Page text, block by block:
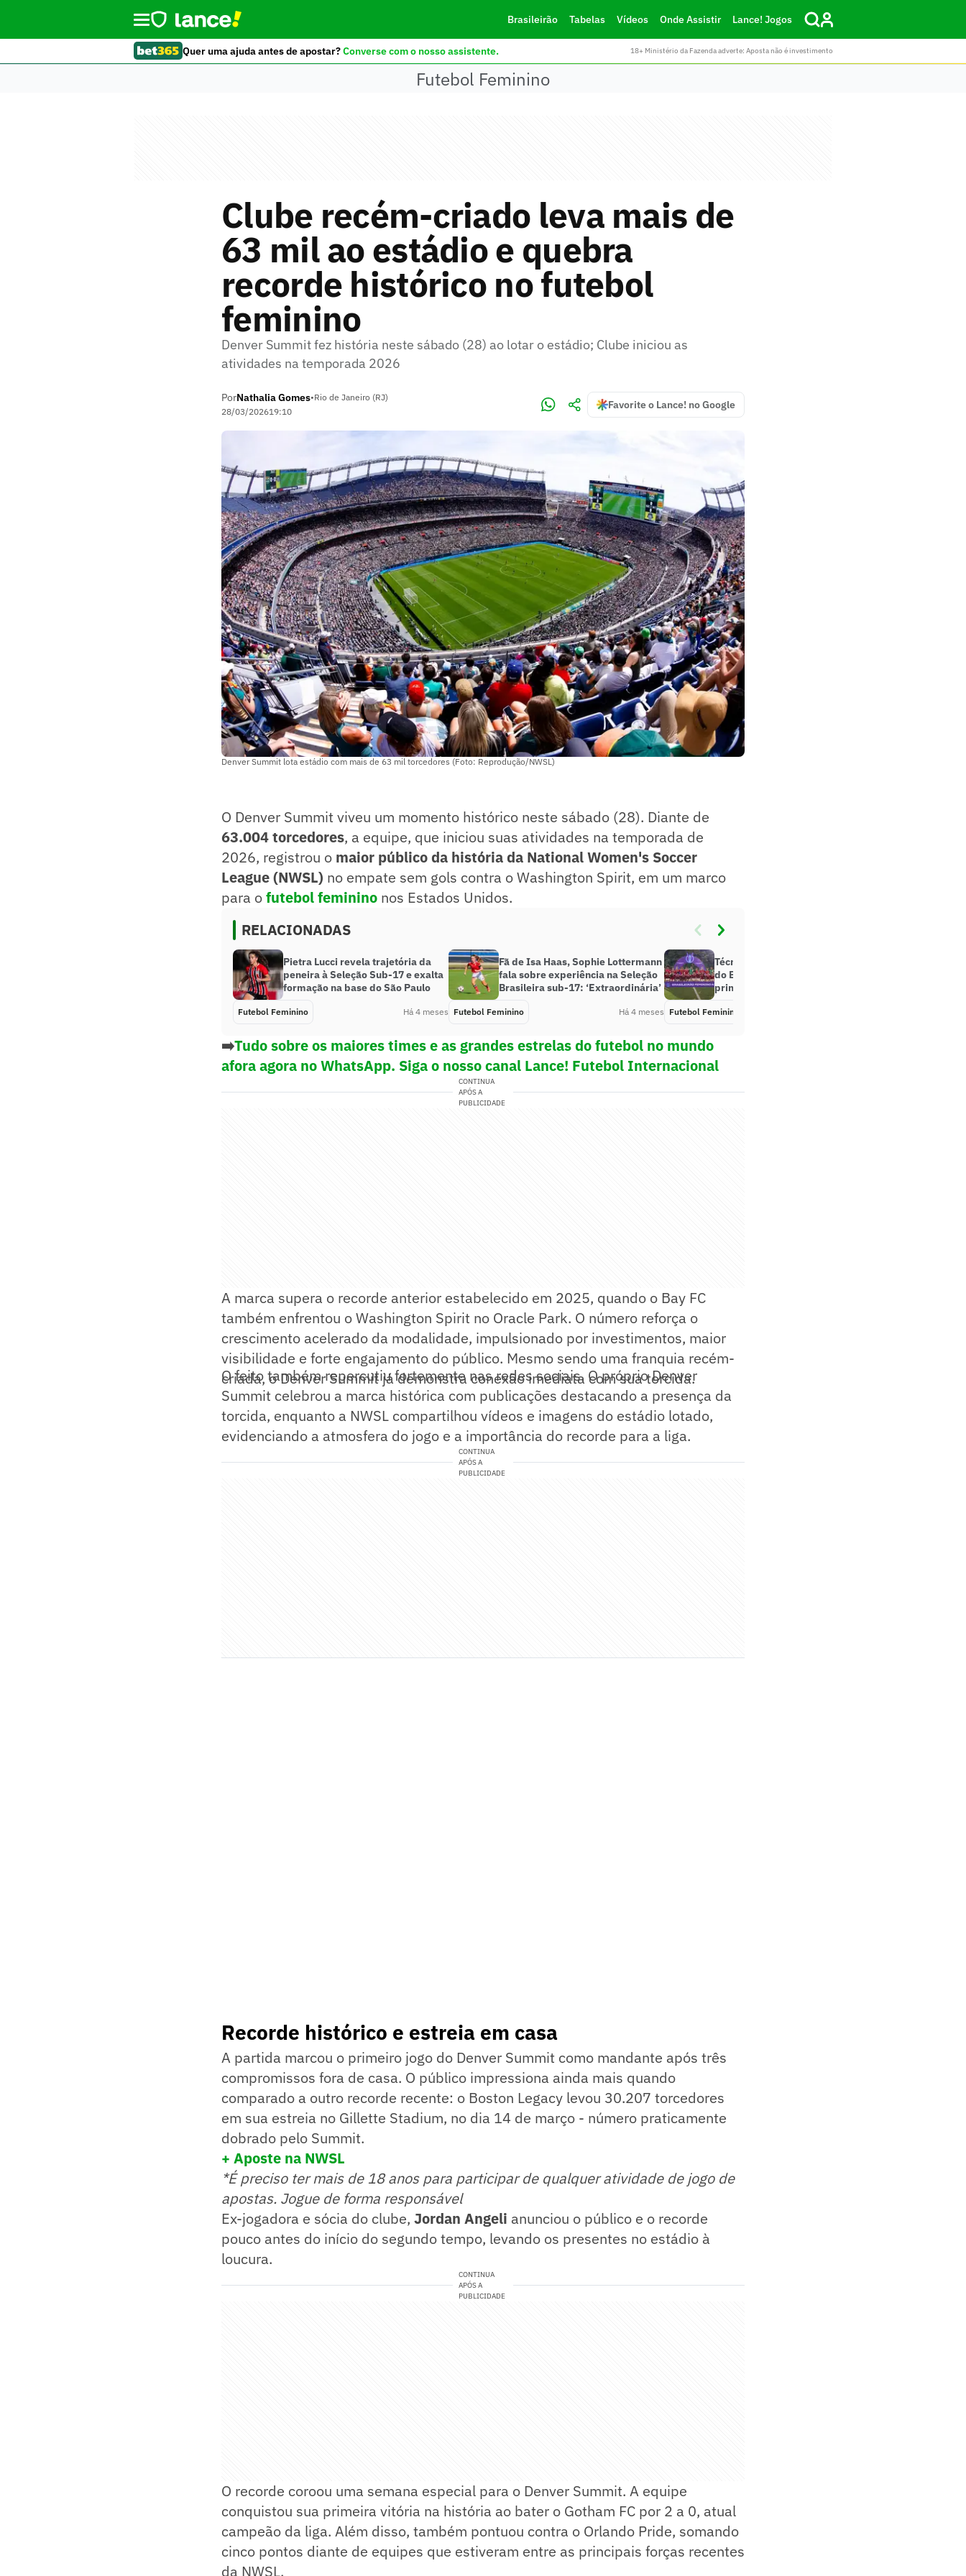
Brasileirão Tabelas Vídeos Onde Assistir Lance! Jogos
Quer uma ajuda antes de apostar?Converse com o nosso assistente. 18+ Ministério da Fazenda adverte: Aposta não é investimento
Futebol Feminino
Clube recém-criado leva mais de
63 mil ao estádio e quebra
recorde histórico no futebol
feminino
Denver Summit fez história neste sábado (28) ao lotar o estádio; Clube iniciou as
atividades na temporada 2026
PorNathalia Gomes•Rio de Janeiro (RJ)
28/03/202619:10
Favorite o Lance! no Google
Denver Summit lota estádio com mais de 63 mil torcedores (Foto: Reprodução/NWSL)
O Denver Summit viveu um momento histórico neste sábado (28). Diante de
63.004 torcedores, a equipe, que iniciou suas atividades na temporada de
2026, registrou o maior público da história da National Women's Soccer
League (NWSL) no empate sem gols contra o Washington Spirit, em um marco
para ofutebol feminino nos Estados Unidos.
RELACIONADAS
Pietra Lucci revela trajetória da
peneira à Seleção Sub-17 e exalta
formação na base do São Paulo
Futebol Feminino Há 4 meses
Fã de Isa Haas, Sophie Lottermann
fala sobre experiência na Seleção
Brasileira sub-17: ‘Extraordinária’
Futebol Feminino Há 4 meses
Técnico do Inter destaca equilíbrio
do Brasileirão Feminino antes do
primeiro Gre-Nal do ano
Futebol Feminino
➡️Tudo sobre os maiores times e as grandes estrelas do futebol no mundo
afora agora no WhatsApp. Siga o nosso canal Lance! Futebol Internacional
CONTINUA
APÓS A
PUBLICIDADE
A marca supera o recorde anterior estabelecido em 2025, quando o Bay FC
também enfrentou o Washington Spirit no Oracle Park. O número reforça o
crescimento acelerado da modalidade, impulsionado por investimentos, maior
visibilidade e forte engajamento do público. Mesmo sendo uma franquia recém-
criada, o Denver Summit já demonstra conexão imediata com sua torcida.
O feito também repercutiu fortemente nas redes sociais. O próprio Denver
Summit celebrou a marca histórica com publicações destacando a presença da
torcida, enquanto a NWSL compartilhou vídeos e imagens do estádio lotado,
evidenciando a atmosfera do jogo e a importância do recorde para a liga.
CONTINUA
APÓS A
PUBLICIDADE
Recorde histórico e estreia em casa
A partida marcou o primeiro jogo do Denver Summit como mandante após três
compromissos fora de casa. O público impressiona ainda mais quando
comparado a outro recorde recente: o Boston Legacy levou 30.207 torcedores
em sua estreia no Gillette Stadium, no dia 14 de março - número praticamente
dobrado pelo Summit.
+ Aposte na NWSL
*É preciso ter mais de 18 anos para participar de qualquer atividade de jogo de
apostas. Jogue de forma responsável
Ex-jogadora e sócia do clube, Jordan Angeli anunciou o público e o recorde
pouco antes do início do segundo tempo, levando os presentes no estádio à
loucura.
CONTINUA
APÓS A
PUBLICIDADE
O recorde coroou uma semana especial para o Denver Summit. A equipe
conquistou sua primeira vitória na história ao bater o Gotham FC por 2 a 0, atual
campeão da liga. Além disso, também pontuou contra o Orlando Pride, somando
cinco pontos diante de equipes que estiveram entre as principais forças recentes
da NWSL.